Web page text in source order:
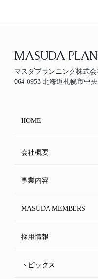
MASUDA
マスダプランニング株式会
064-0953 北海道札幌市中
HOME
会社概要
事業内容
MASUDA MEMBERS
採用情報
トピックス